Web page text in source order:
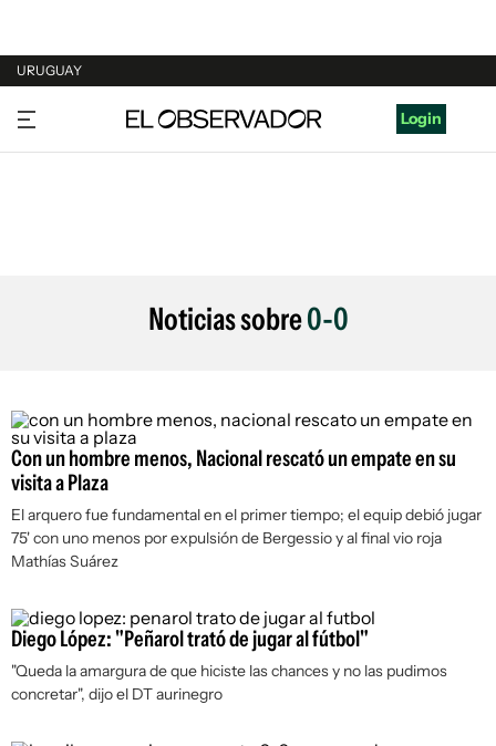
URUGUAY
URUGUAY
ARGENTINA
Login
Noticias sobre0-0
Con un hombre menos, Nacional rescató un empate en su
visita a Plaza
El arquero fue fundamental en el primer tiempo; el equip debió jugar
75' con uno menos por expulsión de Bergessio y al final vio roja
Mathías Suárez
Diego López: "Peñarol trató de jugar al fútbol"
"Queda la amargura de que hiciste las chances y no las pudimos
concretar", dijo el DT aurinegro